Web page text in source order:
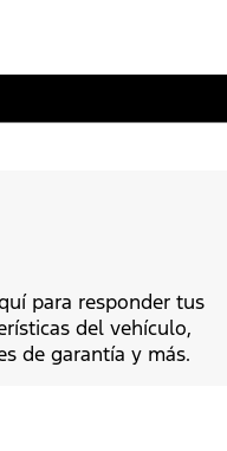
para responder tus
del vehículo,
de garantía y más.